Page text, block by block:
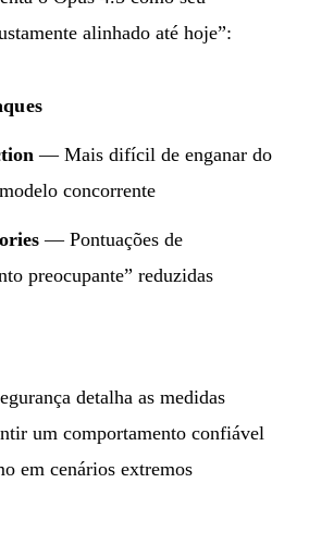
alinhado até hoje”:
— Mais difícil de enganar do
concorrente
— Pontuações de
preocupante” reduzidas
detalha as medidas
um comportamento confiável
em cenários extremos